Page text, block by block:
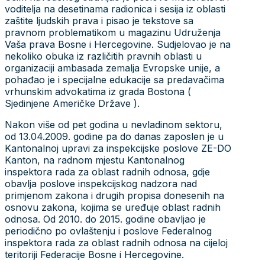
voditelja na desetinama radionica i sesija iz oblasti
zaštite ljudskih prava i pisao je tekstove sa
pravnom problematikom u magazinu Udruženja
Vaša prava Bosne i Hercegovine. Sudjelovao je na
nekoliko obuka iz različitih pravnih oblasti u
organizaciji ambasada zemalja Evropske unije, a
pohađao je i specijalne edukacije sa predavačima
vrhunskim advokatima iz grada Bostona (
Sjedinjene Američke Države ).
Nakon više od pet godina u nevladinom sektoru,
od 13.04.2009. godine pa do danas zaposlen je u
Kantonalnoj upravi za inspekcijske poslove ZE-DO
Kanton, na radnom mjestu Kantonalnog
inspektora rada za oblast radnih odnosa, gdje
obavlja poslove inspekcijskog nadzora nad
primjenom zakona i drugih propisa donesenih na
osnovu zakona, kojima se uređuje oblast radnih
odnosa. Od 2010. do 2015. godine obavljao je
periodično po ovlaštenju i poslove Federalnog
inspektora rada za oblast radnih odnosa na cijeloj
teritoriji Federacije Bosne i Hercegovine.